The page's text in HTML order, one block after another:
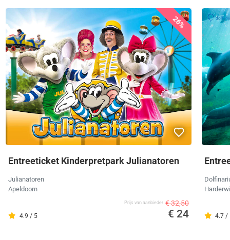
26%
Entreeticket Kinderpretpark Julianatoren
Julianatoren
Apeldoorn
4.9 / 5
Prijs van aanbieder € 32,50
€ 24 4.7 /